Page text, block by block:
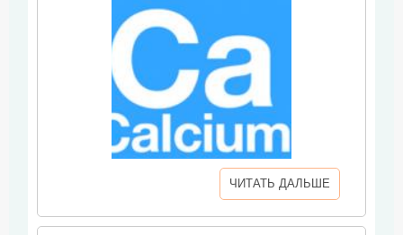
ЧИТАТЬ ДАЛЬШЕ